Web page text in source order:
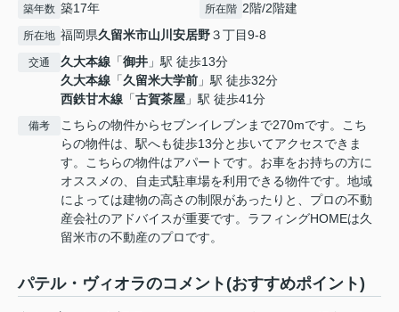
築年数 築17年 所在階 2階/2階建
所在地 福岡県久留米市山川安居野３丁目9-8
交通 久大本線 「御井 」駅 徒歩13分
久大本線 「久留米大学前 」駅 徒歩32分
西鉄甘木線 「古賀茶屋 」駅 徒歩41分
備考
こちらの物件からセブンイレブンまで270mです。こち
らの物件は、駅へも徒歩13分と歩いてアクセスできま
す。こちらの物件はアパートです。お車をお持ちの方に
オススメの、自走式駐車場を利用できる物件です。地域
によっては建物の高さの制限があったりと、プロの不動
産会社のアドバイスが重要です。ラフィングHOMEは久
留米市の不動産のプロです。
パテル・ヴィオラのコメント(おすすめポイント)